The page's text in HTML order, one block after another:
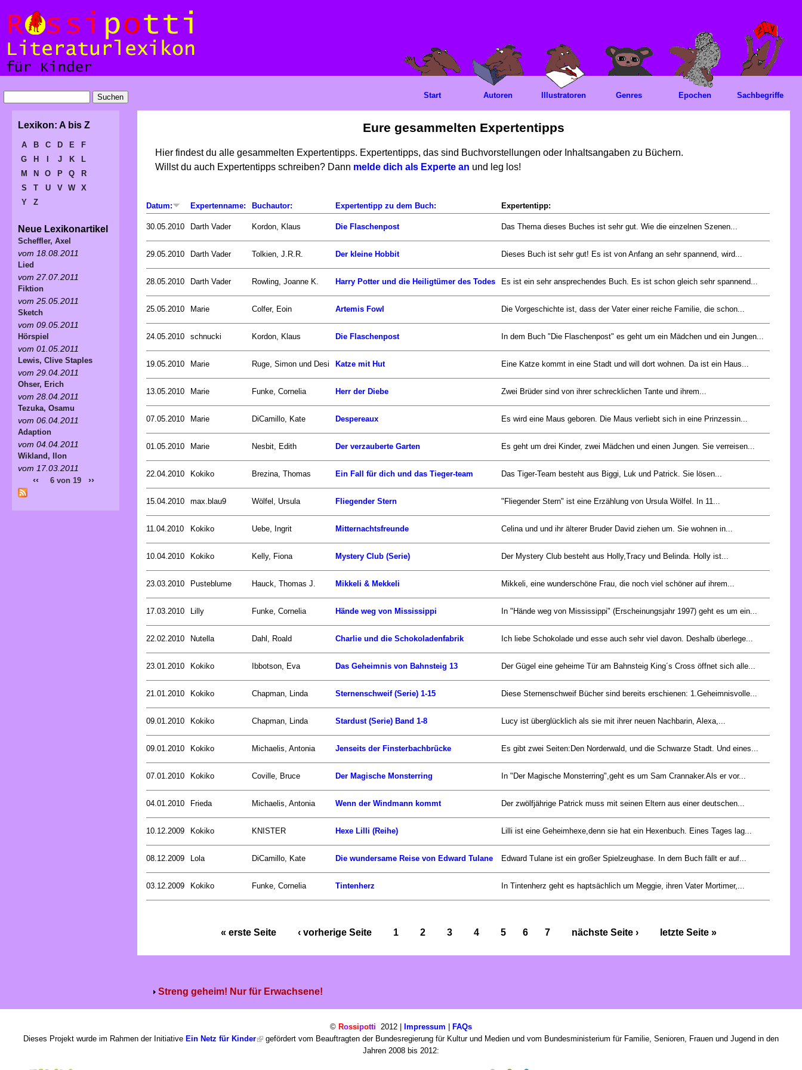
Eure gesammelten Expertentipps
Hier findest du alle gesammelten Expertentipps. Expertentipps, das sind Buchvorstellungen oder Inhaltsangaben zu Büchern.
Willst du auch Expertentipps schreiben? Dann melde dich als Experte an und leg los!
Datum: Expertenname: Buchautor: Expertentipp zu dem Buch: Expertentipp:
30.05.2010 Darth Vader Kordon, Klaus Die Flaschenpost Das Thema dieses Buches ist sehr gut. Wie die einzelnen Szenen...
29.05.2010 Darth Vader Tolkien, J.R.R. Der kleine Hobbit Dieses Buch ist sehr gut! Es ist von Anfang an sehr spannend, wird...
28.05.2010 Darth Vader Rowling, Joanne K. Harry Potter und die Heiligtümer des Todes Es ist ein sehr ansprechendes Buch. Es ist schon gleich sehr spannend...
25.05.2010 Marie Colfer, Eoin Artemis Fowl Die Vorgeschichte ist, dass der Vater einer reiche Familie, die schon...
24.05.2010 schnucki Kordon, Klaus Die Flaschenpost In dem Buch "Die Flaschenpost" es geht um ein Mädchen und ein Jungen...
19.05.2010 Marie Ruge, Simon und Desi Katze mit Hut Eine Katze kommt in eine Stadt und will dort wohnen. Da ist ein Haus...
13.05.2010 Marie Funke, Cornelia Herr der Diebe Zwei Brüder sind von ihrer schrecklichen Tante und ihrem...
07.05.2010 Marie DiCamillo, Kate Despereaux Es wird eine Maus geboren. Die Maus verliebt sich in eine Prinzessin...
01.05.2010 Marie Nesbit, Edith Der verzauberte Garten Es geht um drei Kinder, zwei Mädchen und einen Jungen. Sie verreisen...
22.04.2010 Kokiko Brezina, Thomas Ein Fall für dich und das Tieger-team Das Tiger-Team besteht aus Biggi, Luk und Patrick. Sie lösen...
15.04.2010 max.blau9 Wölfel, Ursula Fliegender Stern "Fliegender Stern" ist eine Erzählung von Ursula Wölfel. In 11...
11.04.2010 Kokiko Uebe, Ingrit Mitternachtsfreunde Celina und und ihr älterer Bruder David ziehen um. Sie wohnen in...
10.04.2010 Kokiko Kelly, Fiona Mystery Club (Serie) Der Mystery Club besteht aus Holly,Tracy und Belinda. Holly ist...
23.03.2010 Pusteblume Hauck, Thomas J. Mikkeli & Mekkeli Mikkeli, eine wunderschöne Frau, die noch viel schöner auf ihrem...
17.03.2010 Lilly Funke, Cornelia Hände weg von Mississippi In "Hände weg von Mississippi" (Erscheinungsjahr 1997) geht es um ein...
22.02.2010 Nutella Dahl, Roald Charlie und die Schokoladenfabrik Ich liebe Schokolade und esse auch sehr viel davon. Deshalb überlege...
23.01.2010 Kokiko Ibbotson, Eva Das Geheimnis von Bahnsteig 13 Der Gügel eine geheime Tür am Bahnsteig King´s Cross öffnet sich alle...
21.01.2010 Kokiko Chapman, Linda Sternenschweif (Serie) 1-15 Diese Sternenschweif Bücher sind bereits erschienen: 1.Geheimnisvolle...
09.01.2010 Kokiko Chapman, Linda Stardust (Serie) Band 1-8 Lucy ist überglücklich als sie mit ihrer neuen Nachbarin, Alexa,...
09.01.2010 Kokiko Michaelis, Antonia Jenseits der Finsterbachbrücke Es gibt zwei Seiten:Den Norderwald, und die Schwarze Stadt. Und eines...
07.01.2010 Kokiko Coville, Bruce Der Magische Monsterring In "Der Magische Monsterring",geht es um Sam Crannaker.Als er vor...
04.01.2010 Frieda Michaelis, Antonia Wenn der Windmann kommt Der zwölfjährige Patrick muss mit seinen Eltern aus einer deutschen...
10.12.2009 Kokiko KNISTER Hexe Lilli (Reihe) Lilli ist eine Geheimhexe,denn sie hat ein Hexenbuch. Eines Tages lag...
08.12.2009 Lola DiCamillo, Kate Die wundersame Reise von Edward Tulane Edward Tulane ist ein großer Spielzeughase. In dem Buch fällt er auf...
03.12.2009 Kokiko Funke, Cornelia Tintenherz In Tintenherz geht es haptsächlich um Meggie, ihren Vater Mortimer,...
« erste Seite ‹ vorherige Seite 1 2 3 4 5 6 7 nächste Seite › letzte Seite »
Streng geheim! Nur für Erwachsene!
Start Autoren Illustratoren Genres Epochen Sachbegriffe
Lexikon: A bis Z
A B C D E
F
G
H J K
L
M
N O P Q
R
S
T U V W
X
Y
Z
Neue Lexikonartikel
Scheffler, Axel
vom 18.08.2011
Lied
vom 27.07.2011
Fiktion
vom 25.05.2011
Sketch
vom 09.05.2011
Hörspiel
vom 01.05.2011
Lewis, Clive Staples
vom 29.04.2011
Ohser, Erich
vom 28.04.2011
Tezuka, Osamu
vom 06.04.2011
Adaption
vom 04.04.2011
Wikland, Ilon
vom 17.03.2011
‹‹ 6 von 19 ››
© Rossipotti 2012 | Impressum | FAQs
Dieses Projekt wurde im Rahmen der Initiative Ein Netz für Kinder
gefördert vom Beauftragten der Bundesregierung für Kultur und Medien und vom Bundesministerium für Familie, Senioren, Frauen und Jugend in den
Jahren 2008 bis 2012: